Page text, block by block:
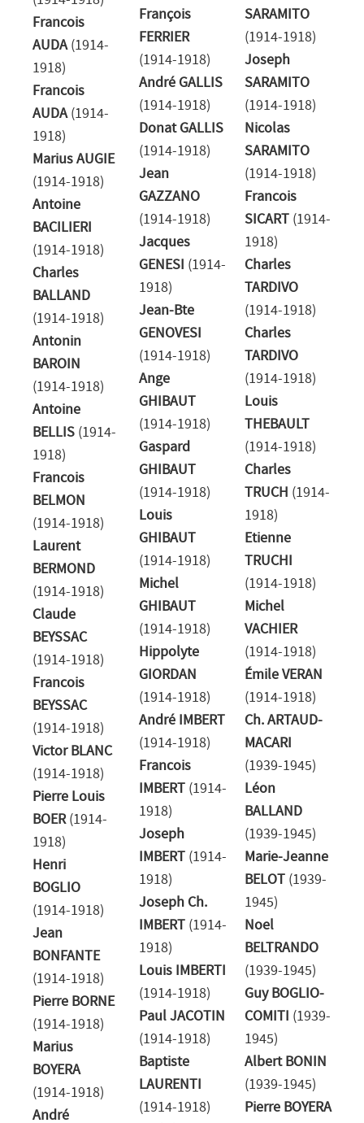
Francois
AUDA(1914-
1918)
Francois
AUDA(1914-
1918)
Marius AUGIE
(1914-1918)
Antoine
BACILIERI
(1914-1918)
Charles
BALLAND
(1914-1918)
Antonin
BAROIN
(1914-1918)
Antoine
BELLIS (1914-
1918)
Francois
BELMON
(1914-1918)
Laurent
BERMOND
(1914-1918)
Claude
BEYSSAC
(1914-1918)
Francois
BEYSSAC
(1914-1918)
Victor BLANC
(1914-1918)
Pierre Louis
BOER(1914-
1918)
Henri
BOGLIO
(1914-1918)
Jean
BONFANTE
(1914-1918)
Pierre BORNE
(1914-1918)
Marius
BOYERA
(1914-1918)
André
François
FERRIER
(1914-1918)
André GALLIS
(1914-1918)
Donat GALLIS
(1914-1918)
Jean
GAZZANO
(1914-1918)
Jacques
GENESI (1914-
1918)
Jean-Bte
GENOVESI
(1914-1918)
Ange
GHIBAUT
(1914-1918)
Gaspard
GHIBAUT
(1914-1918)
Louis
GHIBAUT
(1914-1918)
Michel
GHIBAUT
(1914-1918)
Hippolyte
GIORDAN
(1914-1918)
André IMBERT
(1914-1918)
Francois
IMBERT (1914-
1918)
Joseph
IMBERT (1914-
1918)
Joseph Ch.
IMBERT (1914-
1918)
Louis IMBERTI
(1914-1918)
Paul JACOTIN
(1914-1918)
Baptiste
LAURENTI
(1914-1918)
SARAMITO
(1914-1918)
Joseph
SARAMITO
(1914-1918)
Nicolas
SARAMITO
(1914-1918)
Francois
SICART (1914-
1918)
Charles
TARDIVO
(1914-1918)
Charles
TARDIVO
(1914-1918)
Louis
THEBAULT
(1914-1918)
Charles
TRUCH (1914-
1918)
Etienne
TRUCHI
(1914-1918)
Michel
VACHIER
(1914-1918)
Émile VERAN
(1914-1918)
Ch. ARTAUD-
MACARI
(1939-1945)
Léon
BALLAND
(1939-1945)
Marie-Jeanne
BELOT (1939-
1945)
Noel
BELTRANDO
(1939-1945)
Guy BOGLIO-
COMITI (1939-
1945)
Albert BONIN
(1939-1945)
Pierre BOYERA